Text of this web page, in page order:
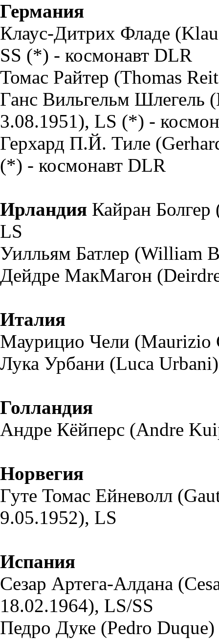
Германия
Клаус-Дитрих Фладе
SS (*) - космонавт DLR
Томас Райтер (Thomas
Ганс Вильгельм Шлегель
3.08.1951), LS (*) -
Герхард П.Й. Тиле
(*) - космонавт DLR
Ирландия Кайран
LS
Уилльям Батлер (William
Дейдре МакМагон
Италия
Маурицио Чели (Maurizio
Лука Урбани (Luca
Голландия
Андре Кёйперс (Andre
Норвегия
Гуте Томас Ейневолл
9.05.1952), LS
Испания
Сезар Артега-Алдана
18.02.1964), LS/SS
Педро Дуке (Pedro